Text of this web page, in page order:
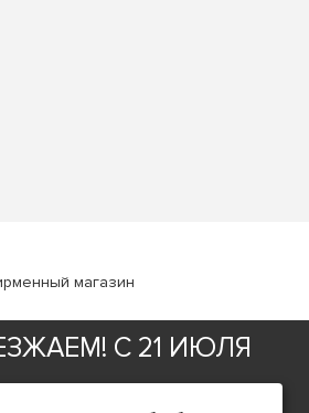
С 21 ИЮЛЯ
БУДЕТ РАБОТАТЬ
магазин